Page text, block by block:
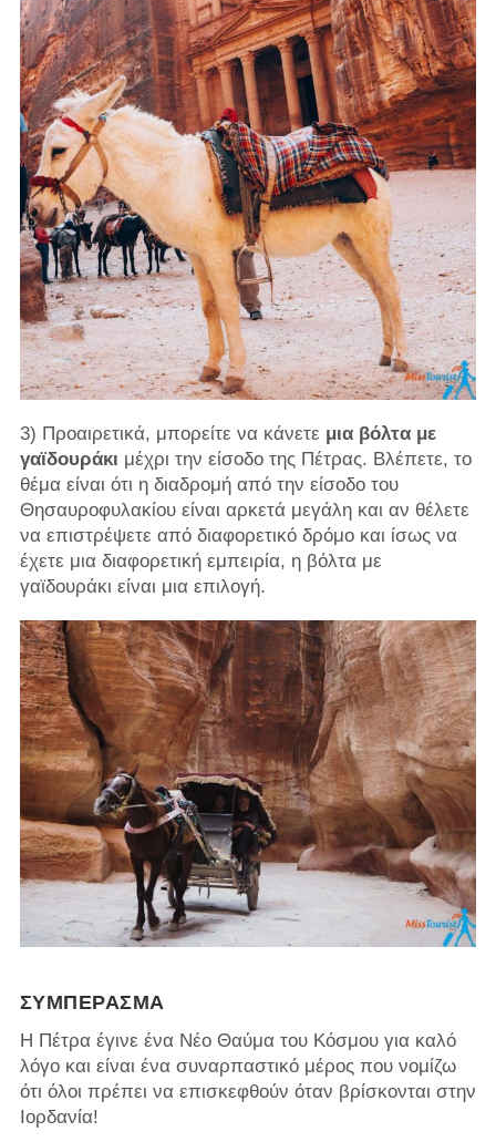
3) Προαιρετικά, μπορείτε να κάνετε μια βόλτα με
γαϊδουράκι μέχρι την είσοδο της Πέτρας. Βλέπετε, το
θέμα είναι ότι η διαδρομή από την είσοδο του
Θησαυροφυλακίου είναι αρκετά μεγάλη και αν θέλετε
να επιστρέψετε από διαφορετικό δρόμο και ίσως να
έχετε μια διαφορετική εμπειρία, η βόλτα με
γαϊδουράκι είναι μια επιλογή.
ΣΥΜΠΈΡΑΣΜΑ
Η Πέτρα έγινε ένα Νέο Θαύμα του Κόσμου για καλό
λόγο και είναι ένα συναρπαστικό μέρος που νομίζω
ότι όλοι πρέπει να επισκεφθούν όταν βρίσκονται στην
Ιορδανία!